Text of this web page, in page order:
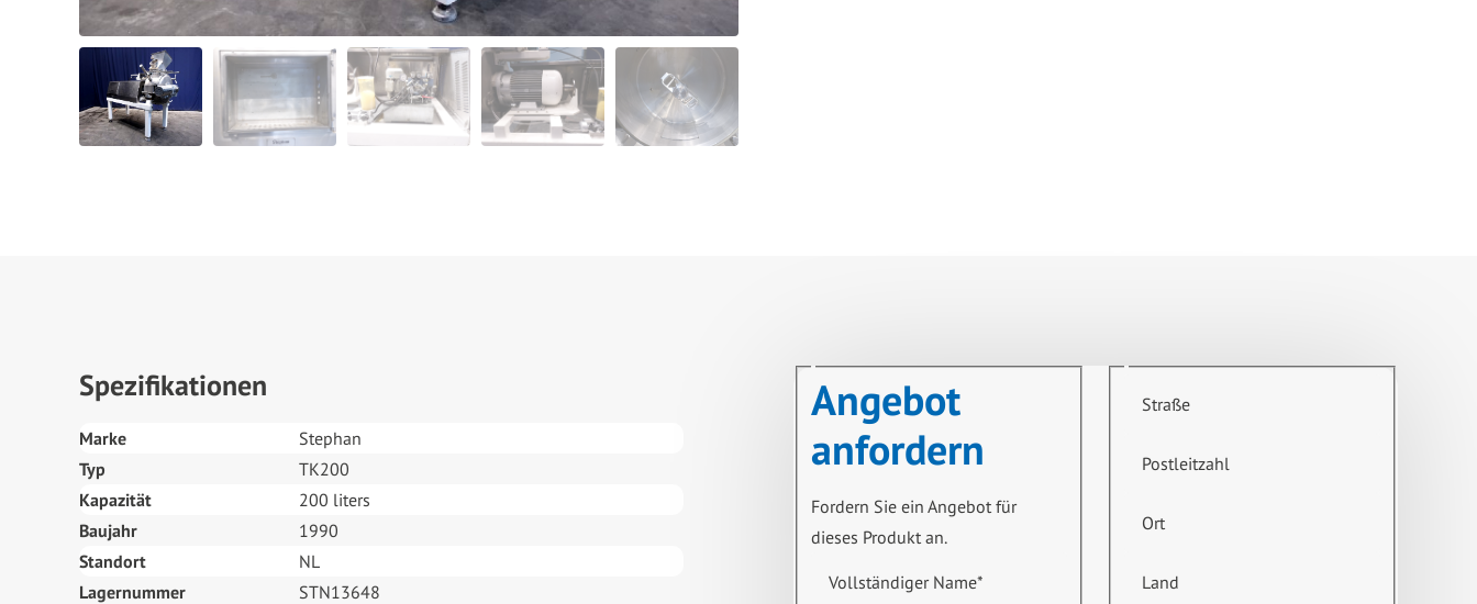
swipe
Spezifikationen
Marke
Stephan
Typ
TK200
Kapazität
200 liters
Baujahr
1990
Standort
NL
Lagernummer
STN13648
Angebot
anfordern
Fordern Sie ein Angebot für
dieses Produkt an.
Vollständiger Name*
Straße
Postleitzahl
Ort
Land